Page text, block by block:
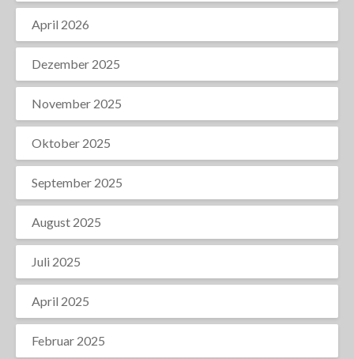
April 2026
Dezember 2025
November 2025
Oktober 2025
September 2025
August 2025
Juli 2025
April 2025
Februar 2025